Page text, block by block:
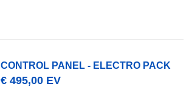
CONTROL PANEL - ELECTRO PACK
€ 495,00 EV